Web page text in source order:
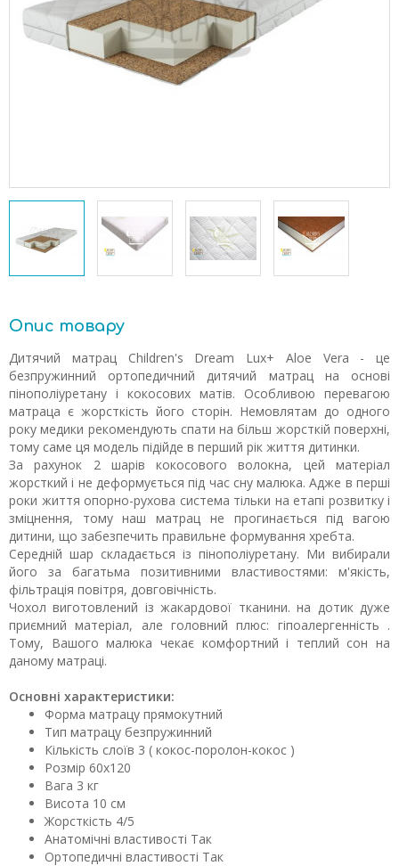
Опис товару
Дитячий матрац Children's Dream Lux+ Aloe Vera - це
безпружинний ортопедичний дитячий матрац на основі
пінополіуретану і кокосових матів. Особливою перевагою
матраца є жорсткість його сторін. Немовлятам до одного
року медики рекомендують спати на більш жорсткій поверхні,
тому саме ця модель підійде в перший рік життя дитинки.
За рахунок 2 шарів кокосового волокна, цей матеріал
жорсткий і не деформується під час сну малюка. Адже в перші
роки життя опорно-рухова система тільки на етапі розвитку і
зміцнення, тому наш матрац не прогинається під вагою
дитини, що забезпечить правильне формування хребта.
Середній шар складається із пінополіуретану. Ми вибирали
його за багатьма позитивними властивостями: м'якість,
фільтрація повітря, довговічність.
Чохол виготовлений із жакардової тканини. на дотик дуже
приємний матеріал, але головний плюс: гіпоалергенність .
Тому, Вашого малюка чекає комфортний і теплий сон на
даному матраці.
Основні характеристики:
Форма матрацу прямокутний
Тип матрацу безпружинний
Кількість слоїв 3 ( кокос-поролон-кокос )
Розмір 60x120
Вага 3 кг
Висота 10 см
Жорсткість 4/5
Анатомічні властивості Так
Ортопедичні властивості Так